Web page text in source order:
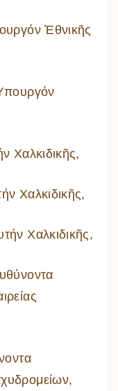
Ἐθνικῆς
Χαλκιδικῆς,
Χαλκιδικῆς,
Χαλκιδικῆς,